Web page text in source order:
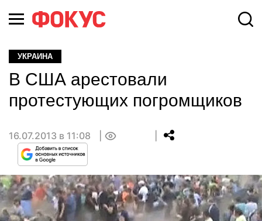
УКРАИНА
В США арестовали
протестующих погромщиков
16.07.2013 в 11:08